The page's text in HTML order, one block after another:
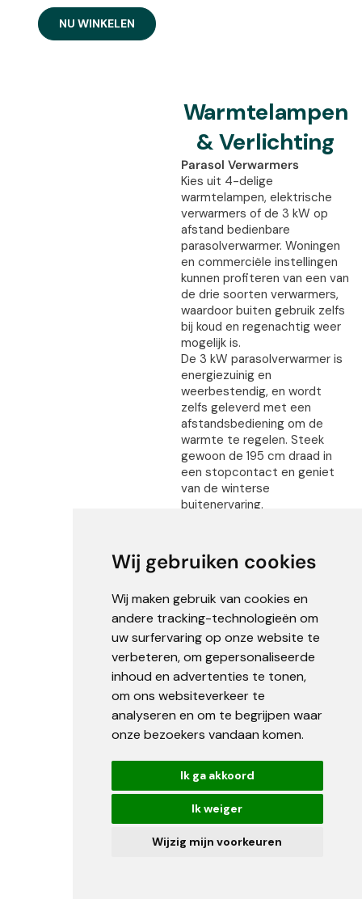
Wij gebruiken cookies
Wij maken gebruik van cookies en
andere tracking-technologieën om
uw surfervaring op onze website te
verbeteren, om gepersonaliseerde
inhoud en advertenties te tonen,
om ons websiteverkeer te
analyseren en om te begrijpen waar
onze bezoekers vandaan komen.
Ik ga akkoord
Ik weiger
Wijzig mijn voorkeuren
NU WINKELEN
Warmtelampen
& Verlichting
Parasol Verwarmers
Kies uit 4-delige
warmtelampen, elektrische
verwarmers of de 3 kW op
afstand bedienbare
parasolverwarmer. Woningen
en commerciële instellingen
kunnen profiteren van een van
de drie soorten verwarmers,
waardoor buiten gebruik zelfs
bij koud en regenachtig weer
mogelijk is.
De 3 kW parasolverwarmer is
energiezuinig en
weerbestendig, en wordt
zelfs geleverd met een
afstandsbediening om de
warmte te regelen. Steek
gewoon de 195 cm draad in
een stopcontact en geniet
van de winterse
buitenervaring.
coole en hoogwaardige
verwarming die aan uw parasol
heeft een strak en modern
ontwerp en gebruikt korte
infrarood golven. Dit is onze
aanbevolen verwarming voor
ons assortiment commerciële
parasols.
De4-delige infrarood
warmtelampis een geweldige
onder uw parasol of terras te
verwarmen. Deze verwarming
kan worden gemonteerd op
de paal van een tuinparasol of
op een draagbaar statief.